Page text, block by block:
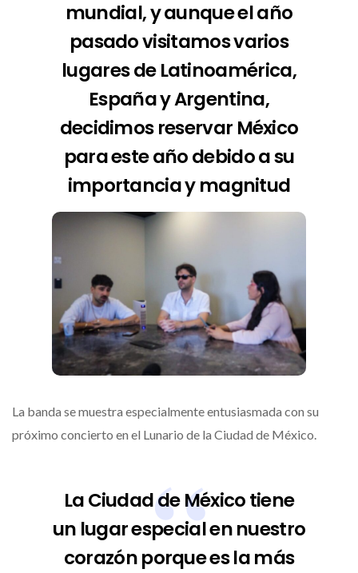
mundial, y aunque el año
pasado visitamos varios
lugares de Latinoamérica,
España y Argentina,
decidimos reservar México
para este año debido a su
importancia y magnitud
La banda se muestra especialmente entusiasmada con su
próximo concierto en el Lunario de la Ciudad de México.
La Ciudad de México tiene
un lugar especial en nuestro
corazón porque es la más